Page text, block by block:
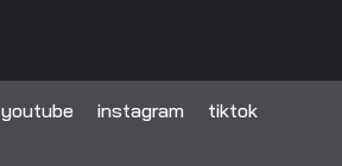
youtube instagram tiktok